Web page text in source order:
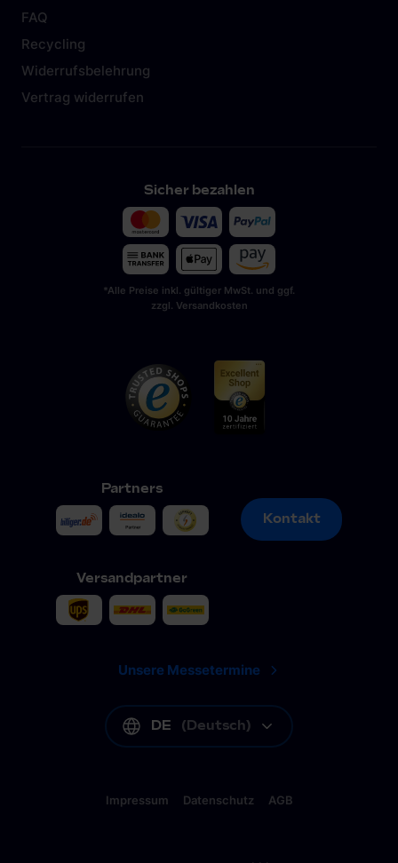
FAQ
Recycling
Widerrufsbelehrung
Vertrag widerrufen
Sicher bezahlen
*Alle Preise inkl. gültiger MwSt. und ggf.
zzgl. Versandkosten
Partners
Versandpartner
Kontakt
Kontakt
Unsere Messetermine
DE (Deutsch)
Impressum Datenschutz AGB